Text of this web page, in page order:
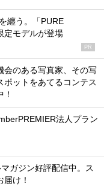
纏う。「PURE
定モデルが登場
PR
会のある写真家、その写
ポットをあてるコンテス
法人プラン
ガジン好評配信中。ス
け！